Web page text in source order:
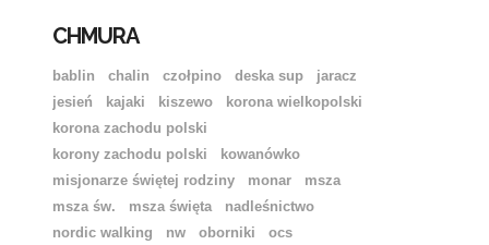
CHMURA
bablin chalin czołpino deska sup
jaracz
jesień
kajaki kiszewo
korona wielkopolski
korona zachodu polski
korony zachodu polski
kowanówko
misjonarze świętej rodziny
monar
msza
msza św.
msza święta
nadleśnictwo
nordic walking
nw oborniki ocs